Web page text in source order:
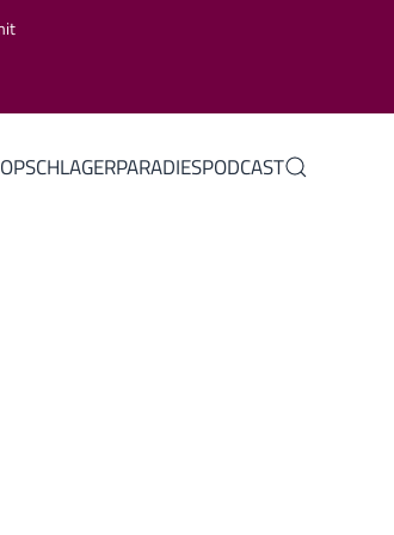
SCHLAGERPARADIESPODCAST